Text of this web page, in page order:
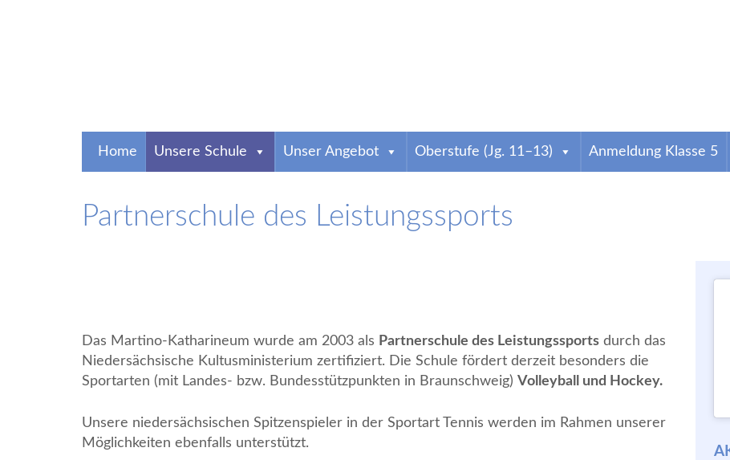
Gymnasium Martino-Katharineum
Über 600 Jahre alt und imitten der Altstadt Braunschweigs sind wir das älteste Gymnasium der Stadt. Infos zur Anmeldung & zum Schulalltag
Home Unsere Schule Unser Angebot Oberstufe (Jg. 11–13) Anmeldung Klasse 5
Partnerschule des Leistungssports
Das Martino-Katharineum wurde am 2003 als Partnerschule des Leistungssports durch das
Niedersächsische Kultusministerium zertifiziert. Die Schule fördert derzeit besonders die
Sportarten (mit Landes- bzw. Bundesstützpunkten in Braunschweig) Volleyball und Hockey.
Unsere niedersächsischen Spitzenspieler in der Sportart Tennis werden im Rahmen unserer
Möglichkeiten ebenfalls unterstützt.